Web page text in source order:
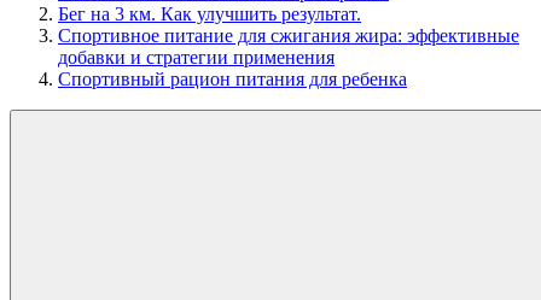
Бег на 3 км. Как улучшить результат.
Спортивное питание для сжигания жира: эффективные
добавки и стратегии применения
Спортивный рацион питания для ребенка